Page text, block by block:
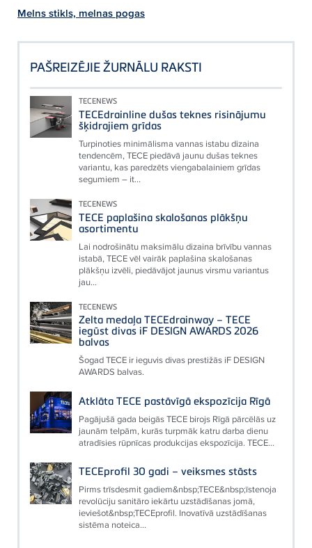
Melns stikls, melnas pogas
PAŠREIZĒJIE ŽURNĀLU RAKSTI
TECENEWS
TECEdrainline dušas teknes risinājumu
šķidrajiem grīdas
Turpinoties minimālisma vannas istabu dizaina
tendencēm, TECE piedāvā jaunu dušas teknes
variantu, kas paredzēts viengabalainiem grīdas
segumiem – it...
TECENEWS
TECE paplašina skalošanas plākšņu
asortimentu
Lai nodrošinātu maksimālu dizaina brīvību vannas
istabā, TECE vēl vairāk paplašina skalošanas
plākšņu izvēli, piedāvājot jaunus virsmu variantus
jau...
TECENEWS
Zelta medaļa TECEdrainway – TECE
iegūst divas iF DESIGN AWARDS 2026
balvas
Šogad TECE ir ieguvis divas prestižās iF DESIGN
AWARDS balvas.
Atklāta TECE pastāvīgā ekspozīcija Rīgā
Pagājušā gada beigās TECE birojs Rīgā pārcēlās uz
jaunām telpām, kurās turpmāk katru darba dienu
atradīsies rūpnīcas produkcijas ekspozīcija. TECE...
TECEprofil 30 gadi – veiksmes stāsts
Pirms trīsdesmit gadiem&nbsp;TECE&nbsp;īstenoja
revolūciju sanitāro iekārtu uzstādīšanas jomā,
ieviešot&nbsp;TECEprofil. Inovatīvā uzstādīšanas
sistēma noteica...